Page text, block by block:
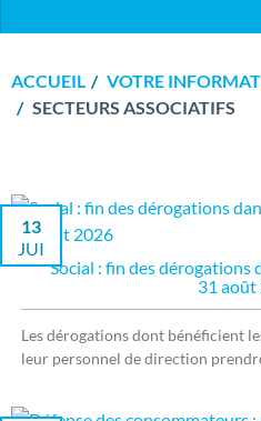
ACCUEIL VOTRE
SECTEURS ASSOCIATIFS
Social : fin des dérogations
31 août
13
JUI
Les dérogations dont bénéficient
leur personnel de direction